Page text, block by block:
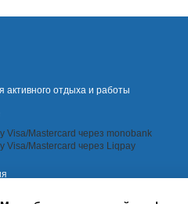
активного отдыха и работы